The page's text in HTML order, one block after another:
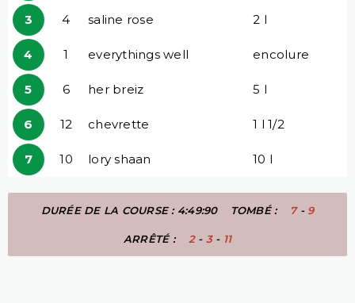
3 4 saline rose 2 l
4 1 everythings well encolure
5 6 her breiz 5 l
6 12 chevrette 1 l 1/2
7 10 lory shaan 10 l
DURÉE DE LA COURSE : 4:49:90 TOMBÉ : 7- 9
ARRÊTÉ : 2- 3- 11